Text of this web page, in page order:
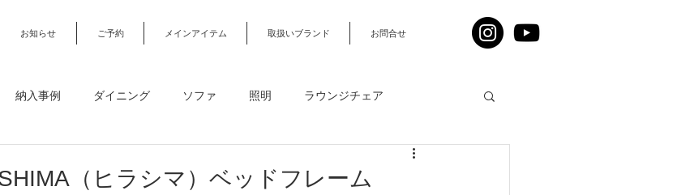
お知らせ ご予約 メインアイテム 取扱いブランド お問合せ
納入事例 ダイニング ソファ 照明 ラウンジチェア
（ヒラシマ）ベッドフレーム